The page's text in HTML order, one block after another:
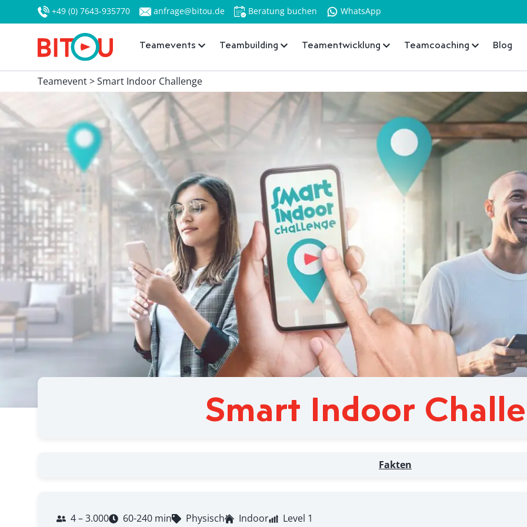
+49 (0) 7643-935770 anfrage@bitou.de Beratung buchen WhatsApp
Teamevents Teambuilding Teamentwicklung Teamcoaching Blog
Teamevent > Smart Indoor Challenge
Smart Indoor
Fakten
4 – 3.000 60-240 min Physisch Indoor Level 1